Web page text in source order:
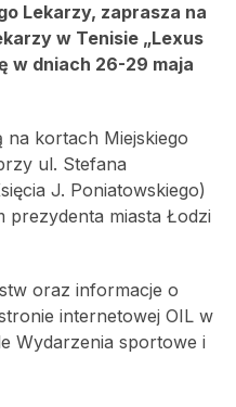
Lekarzy, zaprasza na
w Tenisie „Lexus
w dniach 26-29 maja
kortach Miejskiego
ul. Stefana
J. Poniatowskiego)
miasta Łodzi
oraz informacje o
internetowej OIL w
Wydarzenia sportowe i